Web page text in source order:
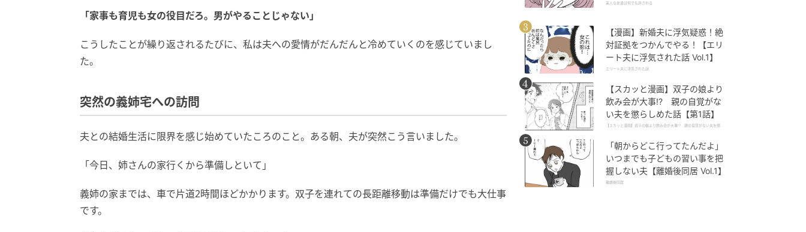
「家事も育児も女の役目だろ。男がやることじゃない」
こうしたことが繰り返されるたびに、私は夫への愛情がだんだんと冷めていくのを感じていまし
た。
突然の義姉宅への訪問
夫との結婚生活に限界を感じ始めていたころのこと。ある朝、夫が突然こう言いました。
「今日、姉さんの家行くから準備しといて」
義姉の家までは、車で片道2時間ほどかかります。双子を連れての長距離移動は準備だけでも大仕事
です。
美人な友達は何でも許される
【漫画】新婚夫に浮気疑惑！絶
対証拠をつかんでやる！【エリ
ート夫に浮気された話 Vol.1】
エリート夫に浮気された話
【スカッと漫画】双子の娘より
飲み会が大事!? 親の自覚がな
い夫を懲らしめた話【第1話】
【スカッと漫画】双子の娘より飲み会が大事!? 親の自覚がない夫を懲ら
「朝からどこ行ってたんだよ」
いつまでも子どもの習い事を把
握しない夫【離婚後同居 Vol.1】
離婚後同居